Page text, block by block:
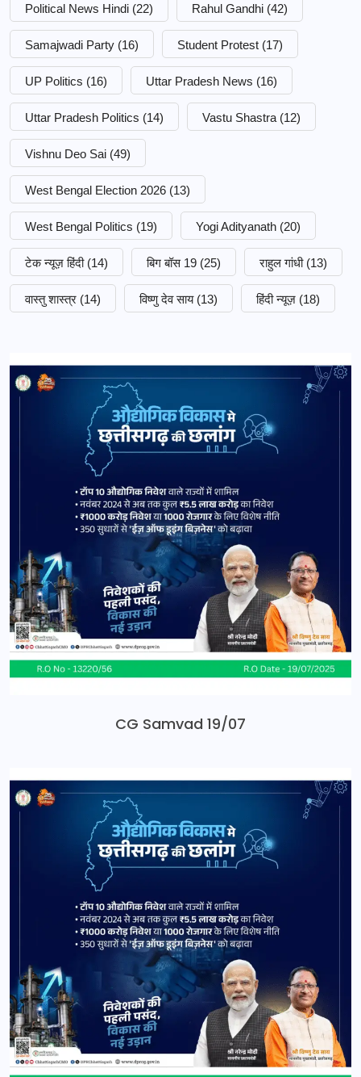
Political News Hindi (22) Rahul Gandhi (42)
Samajwadi Party (16) Student Protest (17)
UP Politics (16) Uttar Pradesh News (16)
Uttar Pradesh Politics (14) Vastu Shastra (12)
Vishnu Deo Sai (49)
West Bengal Election 2026 (13)
West Bengal Politics (19) Yogi Adityanath (20)
टेक न्यूज़ हिंदी (14) बिग बॉस 19 (25) राहुल गांधी (13)
वास्तु शास्त्र (14) विष्णु देव साय (13) हिंदी न्यूज़ (18)
CG Samvad 19/07